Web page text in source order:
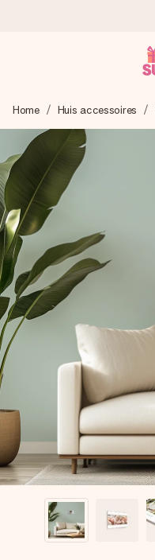
We maken jouw
razendsnel onderweg
het juiste moment,
4,8 (gebaseerd
Onze cadeaus worden
ons met een 4,7 op
Gratis wenskaartje
Je maakt in een paar
jullie foto of een
met alle aandacht voor
Home Huis accessoires